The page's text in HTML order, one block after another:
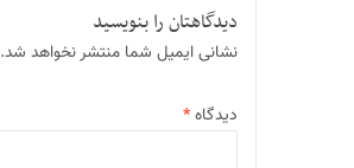
دیدگاهتان را بنویسید
نشانی ایمیل شما منتشر نخواهد شد.
دیدگاه*